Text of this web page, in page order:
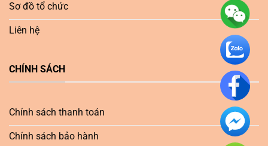
Sơ đồ tổ chức
Liên hệ
CHÍNH SÁCH
Chính sách thanh toán
Chính sách bảo hành